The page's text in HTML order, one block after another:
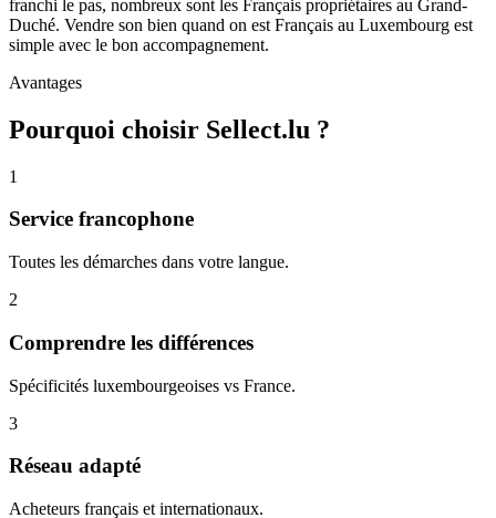
franchi le pas, nombreux sont les Français propriétaires au Grand-
Duché. Vendre son bien quand on est Français au Luxembourg est
simple avec le bon accompagnement.
Avantages
Pourquoi choisir Sellect.lu ?
1
Service francophone
Toutes les démarches dans votre langue.
2
Comprendre les différences
Spécificités luxembourgeoises vs France.
3
Réseau adapté
Acheteurs français et internationaux.